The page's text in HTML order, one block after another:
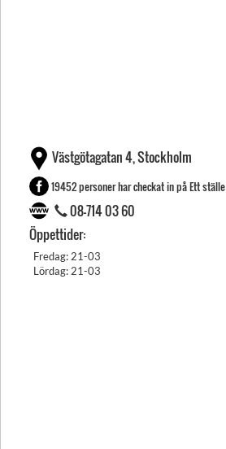
Västgötagatan 4, Stockholm
19452 personer har checkat in på Ett ställe
08-714 03 60
Öppettider:
Fredag: 21-03
Lördag: 21-03